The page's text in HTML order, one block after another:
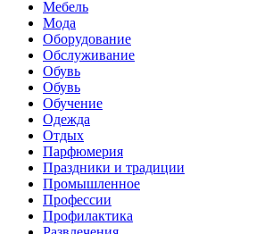
Мебель
Мода
Оборудование
Обслуживание
Обувь
Обувь
Обучение
Одежда
Отдых
Парфюмерия
Праздники и традиции
Промышленное
Профессии
Профилактика